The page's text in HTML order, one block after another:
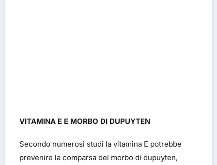
VITAMINA E E MORBO DI DUPUYTEN
Secondo numerosi studi la vitamina E potrebbe
prevenire la comparsa del morbo di dupuyten,